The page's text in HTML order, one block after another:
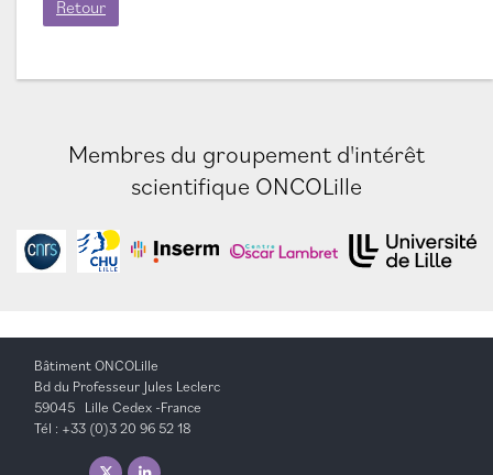
Retour
Membres du groupement d'intérêt
scientifique ONCOLille
Bâtiment ONCOLille
Bd du Professeur Jules Leclerc
59045 Lille Cedex -France
Tél : +33 (0)3 20 96 52 18